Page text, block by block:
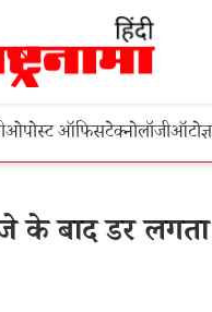
पोस्ट ऑफिसटेक्नोलॉजीऑटो
के बाद डर